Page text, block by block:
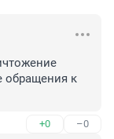
обращения к
+0 –0